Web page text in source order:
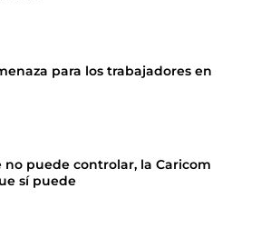
para los trabajadores en
puede controlar, la Caricom
sí puede